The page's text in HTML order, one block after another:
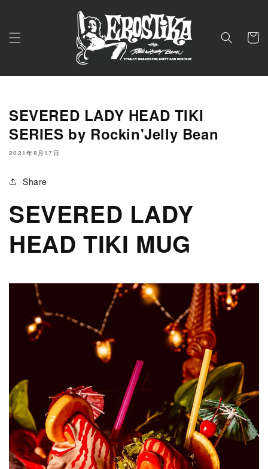
ー
SEVERED LADY HEAD TIKI
SERIES by Rockin'Jelly Bean
2021年8月17日
Share
SEVERED LADY
HEAD TIKI MUG